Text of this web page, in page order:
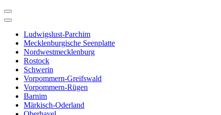
Ludwigslust-Parchim
Mecklenburgische Seenplatte
Nordwestmecklenburg
Rostock
Schwerin
Vorpommern-Greifswald
Vorpommern-Rügen
Barnim
Märkisch-Oderland